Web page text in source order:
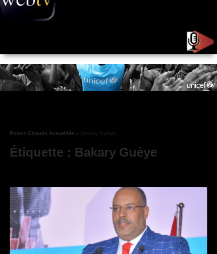
Points Chauds Actualités >
Étiquette : Bakary Guèye